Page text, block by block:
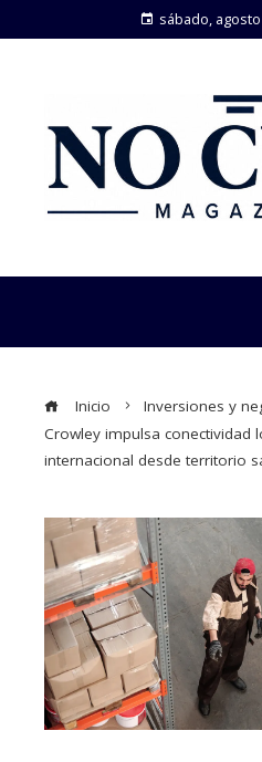
sábado,
Inicio
Inversiones y
Crowley impulsa conectividad
internacional desde territorio